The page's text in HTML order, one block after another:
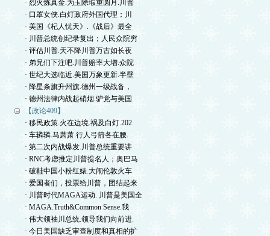
· 烈火炼真金.为玉除瑕重圆月.川普
· 口罩女侠.白灯政府外国代理；川
· 美国《杞人忧天》.《战后》最全
· 川普总统创纪录复出；人民众院穷
· 评估川普.天不降川普万古如长夜
· 弟兄们下注吧.川普赔率大增.众院
· 世纪大选临近.美国万象更新.半壁
· 降星条旗升州旗.德州一级战备，
· 德州法律内战起硝烟.驴党与美国
【政论409】
· 移民政策.火在边境.祸及白灯.202
· 车辚辚.马萧萧.行人弓箭各在腰.
· 第二次内战爆发.川普总统重要讲
· RNC考虑推定川普提名人；奥巴马
· 破鞋中国小粉红婊.大闹伦敦火车
· 爱国者们，投票给川普，团结起来
· 川普时代MAGA运动. 川普是美国全
· MAGA.Truth&Common Sense.我
· 伟大领袖川总统.领导我们向前进.
· 今日美国缺乏审查制度和真相的扩